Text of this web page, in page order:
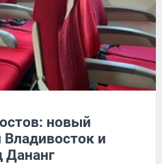
новый
Владивосток и
Дананг